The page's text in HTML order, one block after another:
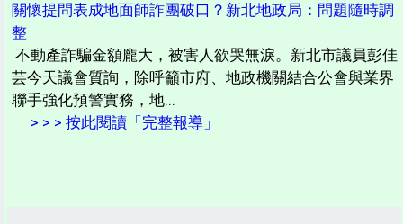
關懷提問表成地面師詐團破口？新北地政局：問題隨時調
整
不動產詐騙金額龐大，被害人欲哭無淚。新北市議員彭佳
芸今天議會質詢，除呼籲市府、地政機關結合公會與業界
聯手強化預警實務，地...
> > > 按此閱讀「完整報導」